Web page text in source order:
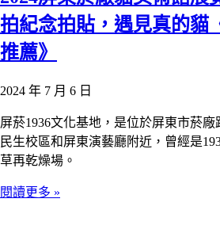
拍紀念拍貼，遇見真的貓
推薦》
2024 年 7 月 6 日
屏菸1936文化基地，是位於屏東市菸
民生校區和屏東演藝廳附近，曾經是
草再乾燥場。
閱讀更多 »